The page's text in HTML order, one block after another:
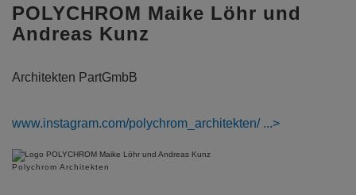
POLYCHROM Maike Löhr und
Andreas Kunz
Architekten PartGmbB
www.instagram.com/polychrom_architekten/
Polychrom Architekten